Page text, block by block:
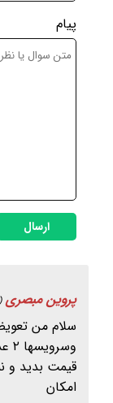
پیام
ارسال
پروین مبصری 10)
قیمت بدید و
امکان